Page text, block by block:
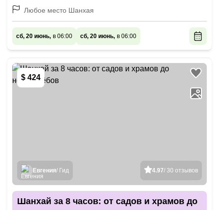
Любое место Шанхая
сб, 20 июнь, в 06:00 сб, 20 июнь, в 06:00
$ 424
4.97/ 30 отзывов
Евгения/ Гид
Шанхай за 8 часов: от садов и храмов до